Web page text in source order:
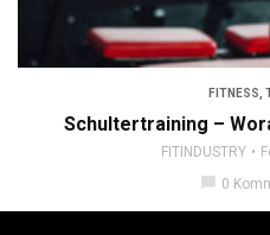
FITNESS,
Schultertraining –
FITINDUSTRY
chat_bubble 0